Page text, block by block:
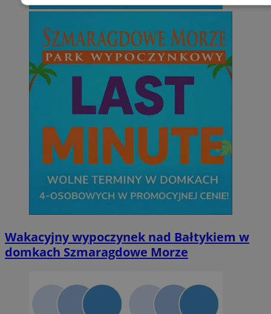
Wakacyjny wypoczynek nad Bałtykiem w
domkach Szmaragdowe Morze
Niezbędne Wydajność
Niesklasyfikowane
Niezbędne Wydajność Targetowanie
Niezbędne pliki cookie umożliwiają korzystanie z podstawowych
można prawidłowo korzystać ze strony internetowej.
Provider/
QeSessID orzesze.com.pl
MvSessID orzesze.com.pl